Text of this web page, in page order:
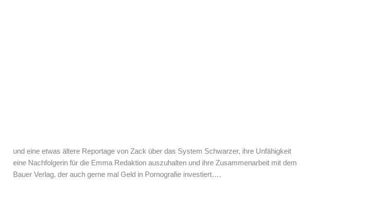
und eine etwas ältere Reportage von Zack über das System Schwarzer, ihre Unfähigkeit
eine Nachfolgerin für die Emma Redaktion auszuhalten und ihre Zusammenarbeit mit dem
Bauer Verlag, der auch gerne mal Geld in Pornografie investiert….